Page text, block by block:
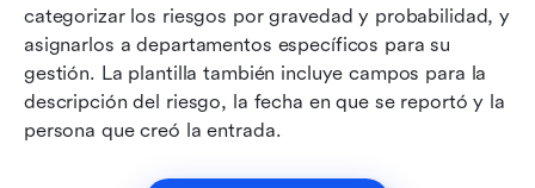
categorizar los riesgos por gravedad y probabilidad, y
asignarlos a departamentos específicos para su
gestión. La plantilla también incluye campos para la
descripción del riesgo, la fecha en que se reportó y la
persona que creó la entrada.